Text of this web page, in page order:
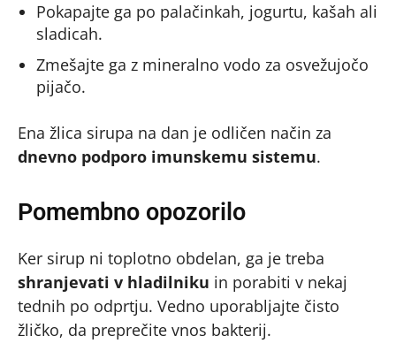
Pokapajte ga po palačinkah, jogurtu, kašah ali
sladicah.
Zmešajte ga z mineralno vodo za osvežujočo
pijačo.
Ena žlica sirupa na dan je odličen način za
dnevno podporo imunskemu sistemu.
Pomembno opozorilo
Ker sirup ni toplotno obdelan, ga je treba
shranjevati v hladilniku in porabiti v nekaj
tednih po odprtju. Vedno uporabljajte čisto
žličko, da preprečite vnos bakterij.